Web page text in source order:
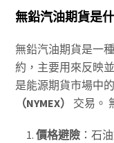
無鉛汽油期貨是
無鉛汽油期貨是一
約，主要用來反映
是能源期貨市場中
（NYMEX）
交易。
價格避險 ：石